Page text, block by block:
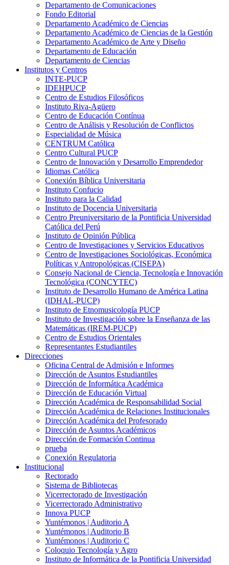
Departamento de Comunicaciones
Fondo Editorial
Departamento Académico de Ciencias
Departamento Académico de Ciencias de la Gestión
Departamento Académico de Arte y Diseño
Departamento de Educación
Departamento de Ciencias
Institutos y Centros
INTE-PUCP
IDEHPUCP
Centro de Estudios Filosóficos
Instituto Riva-Agüero
Centro de Educación Contínua
Centro de Análisis y Resolución de Conflictos
Especialidad de Música
CENTRUM Católica
Centro Cultural PUCP
Centro de Innovación y Desarrollo Emprendedor
Idiomas Católica
Conexión Bíblica Universitaria
Instituto Confucio
Instituto para la Calidad
Instituto de Docencia Universitaria
Centro Preuniversitario de la Pontificia Universidad
Católica del Perú
Instituto de Opinión Pública
Centro de Investigaciones y Servicios Educativos
Centro de Investigaciones Sociológicas, Económica
Políticas y Antropológicas (CISEPA)
Consejo Nacional de Ciencia, Tecnología e Innovación
Tecnológica (CONCYTEC)
Instituto de Desarrollo Humano de América Latina
(IDHAL-PUCP)
Instituto de Etnomusicología PUCP
Instituto de Investigación sobre la Enseñanza de las
Matemáticas (IREM-PUCP)
Centro de Estudios Orientales
Representantes Estudiantiles
Direcciones
Oficina Central de Admisión e Informes
Dirección de Asuntos Estudiantiles
Dirección de Informática Académica
Dirección de Educación Virtual
Dirección Académica de Responsabilidad Social
Dirección Académica de Relaciones Institucionales
Dirección Académica del Profesorado
Dirección de Asuntos Académicos
Dirección de Formación Continua
prueba
Conexión Regulatoria
Institucional
Rectorado
Sistema de Bibliotecas
Vicerrectorado de Investigación
Vicerrectorado Administrativo
Innova PUCP
Yuntémonos | Auditorio A
Yuntémonos | Auditorio B
Yuntémonos | Auditorio C
Coloquio Tecnología y Agro
Instituto de Informática de la Pontificia Universidad